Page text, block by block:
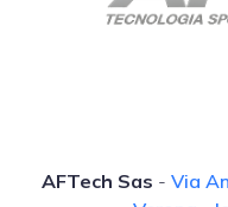
AFTech Sas - Via